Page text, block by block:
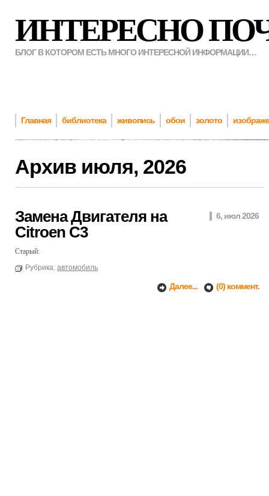
ИНТЕРЕСНО
БЛОГ В КОТОРОМ ЕСТЬ МНОГО ИНТЕРЕСНОЙ ИНФОРМАЦИИ…
Главная библиотека живопись обои золото
Архив июля, 2026
Замена Двигателя на
Citroen C3
6, июл 2026
Старый:
Рубрика: автомобиль
Далее... (0) коммент.